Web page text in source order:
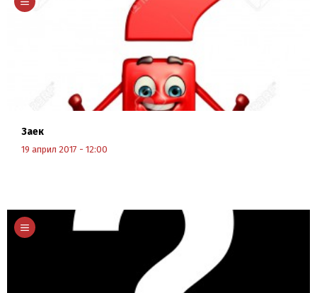
Заек
19 април 2017 - 12:00
Научи повече